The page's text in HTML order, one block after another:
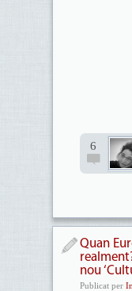
6
Quan
nou
Publicat per